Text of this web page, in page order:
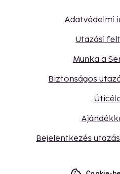
Adatvédelmi
Utazási
Munka a
Biztonságos
Bejelentkezés